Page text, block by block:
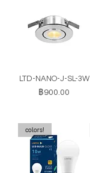
LTD-NANO-J-SL-3W
ราคา
฿900.00
colors!